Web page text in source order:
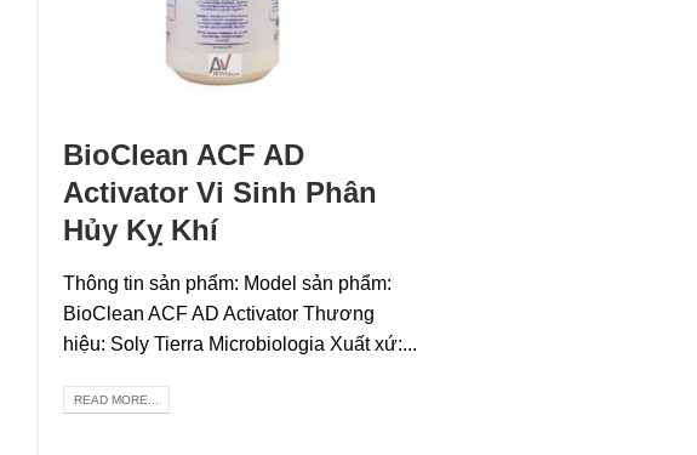
BioClean ACF AD
Activator Vi Sinh Phân
Hủy Kỵ Khí
Thông tin sản phẩm: Model sản phẩm:
BioClean ACF AD Activator Thương
hiệu: Soly Tierra Microbiologia Xuất xứ:...
READ MORE...